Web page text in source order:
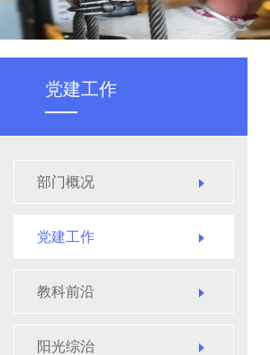
党建工作
部门概况
党建工作
教科前沿
阳光综治